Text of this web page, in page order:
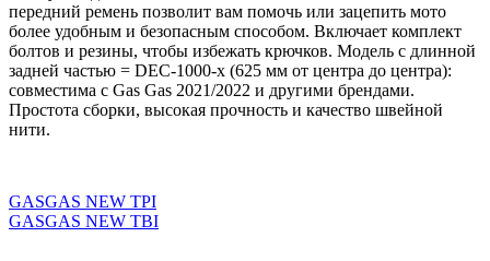
передний ремень позволит вам помочь или зацепить мото
более удобным и безопасным способом. Включает комплект
болтов и резины, чтобы избежать крючков. Модель с длинной
задней частью = DEC-1000-x (625 мм от центра до центра):
совместима с Gas Gas 2021/2022 и другими брендами.
Простота сборки, высокая прочность и качество швейной
нити.
GASGAS NEW TPI
GASGAS NEW TBI